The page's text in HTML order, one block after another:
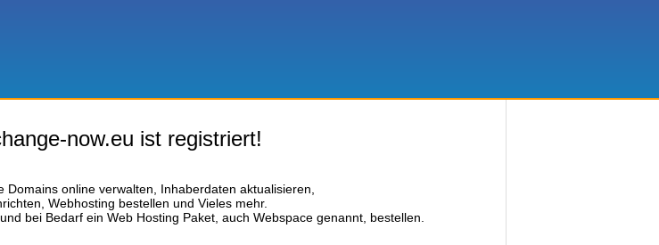
now.eu ist registriert!
Domains online verwalten, Inhaberdaten aktualisieren,
Webhosting bestellen und Vieles mehr.
bei Bedarf ein Web Hosting Paket, auch Webspace genannt, bestellen.